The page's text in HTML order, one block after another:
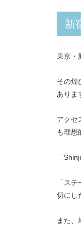
新
東京・
その煌
ありま
アクセ
も理想
「
「ス
切にし
また、